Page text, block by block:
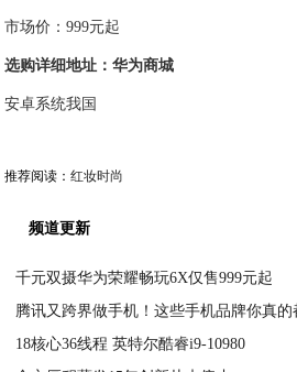
市场价：999元起
选购详细地址：华为商城
安卓系统我国
推荐阅读：红妆时尚
频道更新
千元双摄华为荣耀畅玩6X仅售999元起
腾讯又跨界做手机！这些手机品牌你真的
18核心36线程 英特尔酷睿i9-10980